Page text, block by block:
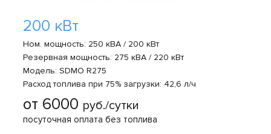
200 кВт
Ном. мощность: 250 кВА / 200 кВт
Резервная мощность: 275 кВА / 220 кВт
Модель: SDMO R275
Расход топлива при 75% загрузки: 42,6 л/ч
от 6000 руб./сутки
посуточная оплата без топлива